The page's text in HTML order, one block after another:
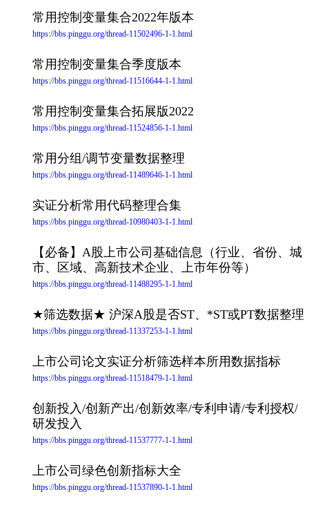
常用控制变量集合2022年版本
https://bbs.pinggu.org/thread-11502496-1-1.html
常用控制变量集合季度版本
https://bbs.pinggu.org/thread-11516644-1-1.html
常用控制变量集合拓展版2022
https://bbs.pinggu.org/thread-11524856-1-1.html
常用分组/调节变量数据整理
https://bbs.pinggu.org/thread-11489646-1-1.html
实证分析常用代码整理合集
https://bbs.pinggu.org/thread-10980403-1-1.html
【必备】A股上市公司基础信息（行业、省份、城
市、区域、高新技术企业、上市年份等）
https://bbs.pinggu.org/thread-11488295-1-1.html
★筛选数据★ 沪深A股是否ST、*ST或PT数据整理
https://bbs.pinggu.org/thread-11337253-1-1.html
上市公司论文实证分析筛选样本所用数据指标
https://bbs.pinggu.org/thread-11518479-1-1.html
创新投入/创新产出/创新效率/专利申请/专利授权/
研发投入
https://bbs.pinggu.org/thread-11537777-1-1.html
上市公司绿色创新指标大全
https://bbs.pinggu.org/thread-11537890-1-1.html